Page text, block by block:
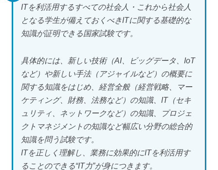
ITを利活用するすべての社会人・これから社会人
となる学生が備えておくべきITに関する基礎的な
知識が証明できる国家試験です。
具体的には、新しい技術（AI、ビッグデータ、IoT
など）や新しい手法（アジャイルなど）の概要に
関する知識をはじめ、経営全般（経営戦略、マー
ケティング、財務、法務など）の知識、IT（セキ
ュリティ、ネットワークなど）の知識、プロジェ
クトマネジメントの知識など幅広い分野の総合的
知識を問う試験です。
ITを正しく理解し、業務に効果的にITを利活用す
ることのできる“IT力”が身につきます。